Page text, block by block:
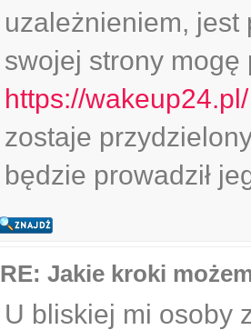
uzależnieniem, jest
swojej strony
https://wakeup24.pl/
zostaje
będzie prowadził
RE: Jakie kroki
U bliskiej mi osoby